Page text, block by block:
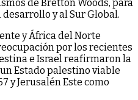
de Bretton Woods, para
y al Sur Global.
y África del Norte
por los recientes
e Israel reafirmaron la
Estado palestino viable
y Jerusalén Este como